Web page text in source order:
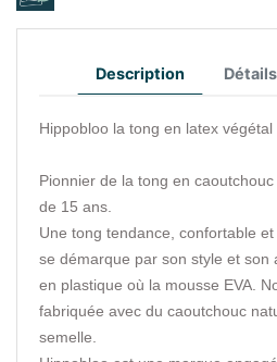
Description
Hippobloo la tong en latex végétal
Pionnier de la tong en
de 15 ans.
Une tong tendance, confortable
se démarque par son style et son
en plastique où la mousse EVA.
fabriquée avec du caoutchouc
semelle.